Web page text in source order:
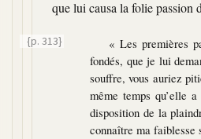
que lui causa la folie passion
« Les premières
{p. 313}
fondés, que je lui
souffre, vous auriez
même temps qu’elle
disposition de la
connaître ma faiblesse